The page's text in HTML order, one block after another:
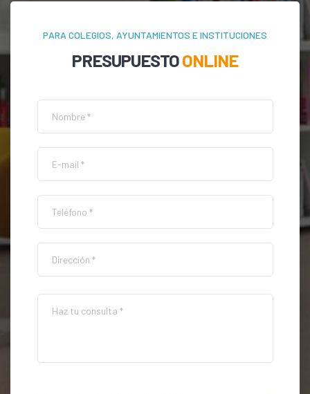
PARA COLEGIOS, AYUNTAMIENTOS E INSTITUCIONES
PRESUPUESTOONLINE